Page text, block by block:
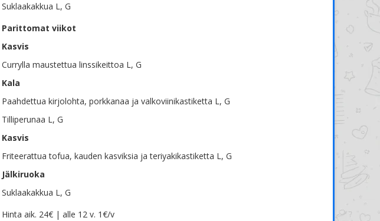
Suklaakakkua L, G
Parittomat viikot
Kasvis
Currylla maustettua linssikeittoa L, G
Kala
Paahdettua kirjolohta, porkkanaa ja valkoviinikastiketta L, G
Tilliperunaa L, G
Kasvis
Friteerattua tofua, kauden kasviksia ja teriyakikastiketta L, G
Jälkiruoka
Suklaakakkua L, G
Hinta aik. 24€ | alle 12 v. 1€/v